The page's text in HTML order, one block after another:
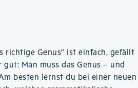
richtige Genus” ist einfach, gefällt
Man muss das Genus – und
besten lernst du bei einer neuen